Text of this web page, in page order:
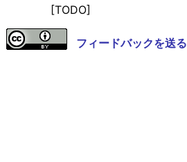
[TODO]
フィードバックを送る